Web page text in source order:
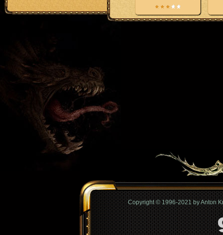
Copyright © 1996-2021 by Anton